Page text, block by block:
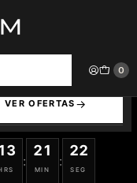
0
DAMA EDP
VER OFERTAS
:
21
MIN
:
22
SEG